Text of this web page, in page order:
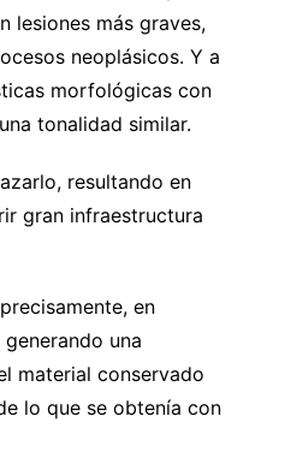
lesiones más graves,
neoplásicos. Y a
morfológicas con
tonalidad similar.
resultando en
gran infraestructura
en
una
material conservado
lo que se obtenía con